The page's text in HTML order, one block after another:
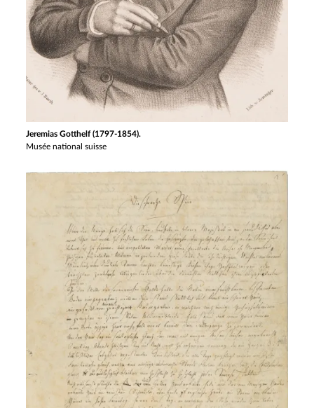
Jeremias Gotthelf (1797-1854).
Musée national suisse